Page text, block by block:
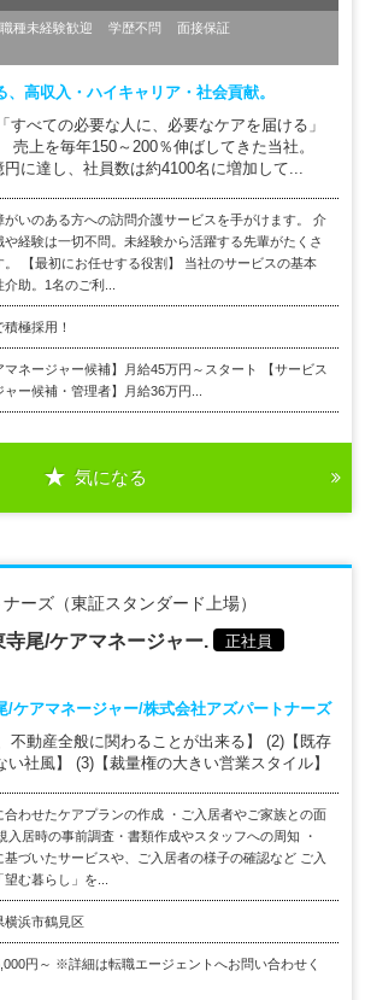
職種未経験歓迎 学歴不問
面接保証
高収入・ハイキャリア・社会貢献。
すべての必要な人に、必要なケアを届ける」
売上を毎年150～200％伸ばしてきた当社。
に達し、社員数は約4100名に増加して...
がいのある方への訪問介護サービスを手がけます。 介
や経験は一切不問。未経験から活躍する先輩がたくさ
。 【最初にお任せする役割】 当社のサービスの基本
助。1名のご利...
極採用！
マネージャー候補】月給45万円～スタート 【サービス
ャー候補・管理者】月給36万円...
気になる
ーズ（東証スタンダード上場）
尾/ケアマネージャー. 正社員
/ケアマネージャー/株式会社アズパートナーズ
不動産全般に関わることが出来る】 (2)【既存
社風】 (3)【裁量権の大きい営業スタイル】
合わせたケアプランの作成 ・ご入居者やご家族との面
入居時の事前調査・書類作成やスタッフへの周知 ・
基づいたサービスや、ご入居者の様子の確認など ご入
望む暮らし」を...
横浜市鶴見区
円～ ※詳細は転職エージェントへお問い合わせく